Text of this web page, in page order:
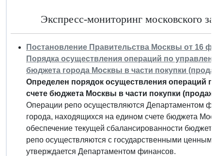
Экспресс-мониторинг московского
Постановление Правительства Москвы от 16
Порядка осуществления операций по
бюджета города Москвы в части покупки
Определен порядок осуществления операций
счете бюджета Москвы в части покупки
Операции репо осуществляются Департаментом
города, находящихся на едином счете бюджета
обеспечение текущей сбалансированности
репо осуществляются с государственными
утверждается Департаментом финансов.